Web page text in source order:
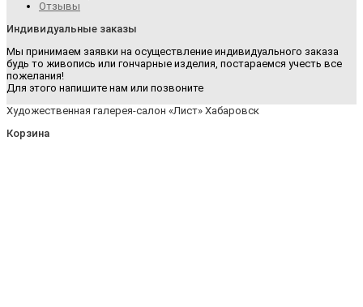
Отзывы
Индивидуальные заказы
Мы принимаем заявки на осуществление индивидуального заказа
будь то живопись или гончарные изделия, постараемся учесть все
пожелания!
Для этого напишите нам или позвоните
Художественная галерея-салон «Лист» Хабаровск
Корзина